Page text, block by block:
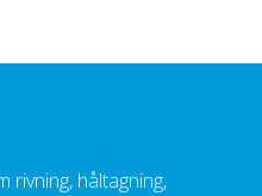
rivning, håltagning,